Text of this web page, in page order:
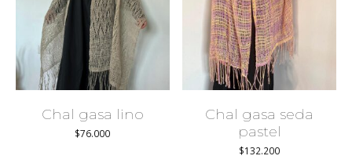
Chal gasa lino
$76.000
Chal gasa seda
pastel
$132.200